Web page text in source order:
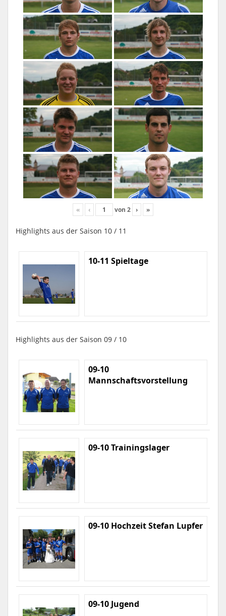
« ‹ von 2 › »
Highlights aus der Saison 10 / 11
10-11 Spieltage
Highlights aus der Saison 09 / 10
09-10
Mannschaftsvorstellung
09-10 Trainingslager
09-10 Hochzeit Stefan Lupfer
09-10 Jugend